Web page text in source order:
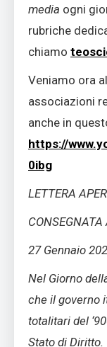
media ogni
rubriche
chiamo
Veniamo ora
associazioni
anche in
https://
0ibg
LETTERA
27 Gennaio
Nel Giorno
che il governo
totalitari del
Stato di Diritto.